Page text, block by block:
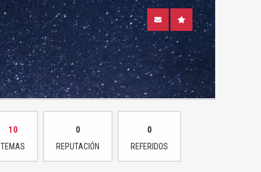
10
TEMAS
0
REPUTACIÓN
0
REFERIDOS